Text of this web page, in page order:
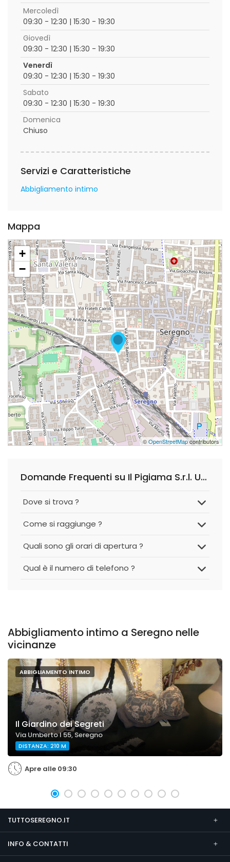
Mercoledì
09:30 - 12:30 | 15:30 - 19:30
Giovedì
09:30 - 12:30 | 15:30 - 19:30
Venerdì
09:30 - 12:30 | 15:30 - 19:30
Sabato
09:30 - 12:30 | 15:30 - 19:30
Domenica
Chiuso
Servizi e Caratteristiche
Abbigliamento intimo
Mappa
+
−
©OpenStreetMapcontributors
Domande Frequenti su Il Pigiama S.r.l. Unipersonale
Dove si trova ?
Come si raggiunge ?
Quali sono gli orari di apertura ?
Qual è il numero di telefono ?
Abbigliamento intimo a Seregno nelle
vicinanze
ABBIGLIAMENTO INTIMO
Il Giardino dei Segreti
Via Umberto I 55, Seregno
DISTANZA: 210 M
Apre alle 09:30
TUTTOSEREGNO.IT
INFO & CONTATTI